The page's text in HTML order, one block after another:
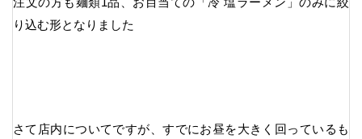
り込む形となりました
さて店内についてですが、すでにお昼を大きく回っているも